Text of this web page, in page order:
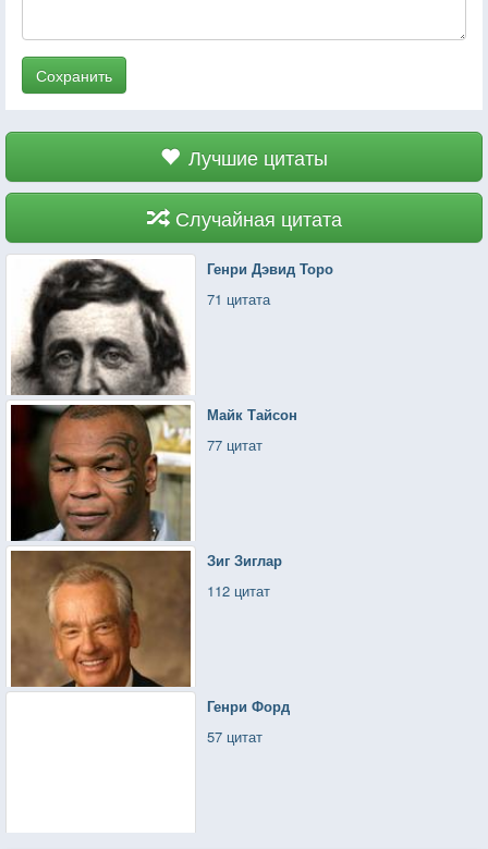
Сохранить
Лучшие цитаты
Случайная цитата
Генри Дэвид Торо
71 цитата
Майк Тайсон
77 цитат
Зиг Зиглар
112 цитат
Генри Форд
57 цитат